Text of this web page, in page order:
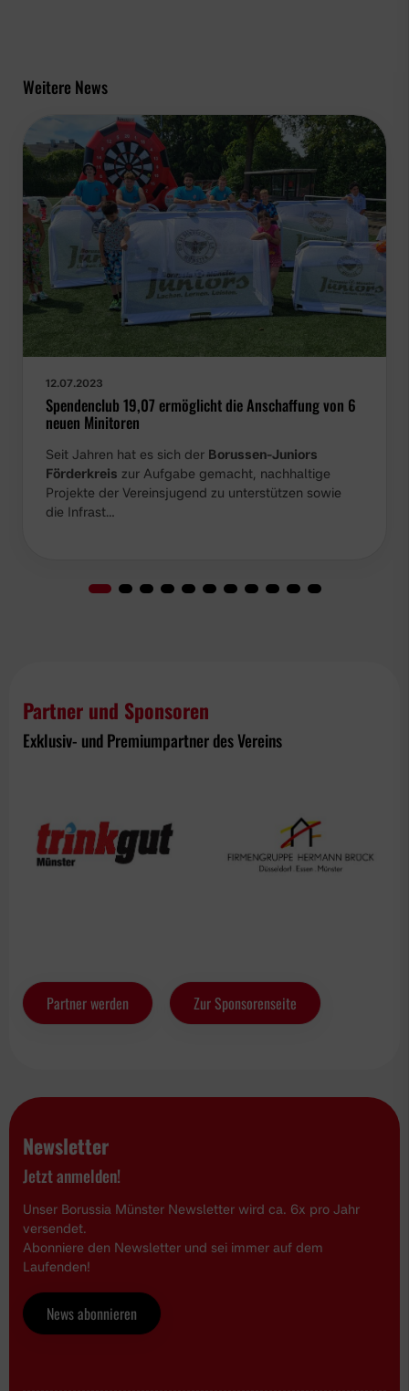
Weitere News
12.07.2023
Spendenclub 19,07 ermöglicht die Anschaffung von 6
neuen Minitoren
Seit Jahren hat es sich der Borussen-Juniors
Förderkreis zur Aufgabe gemacht, nachhaltige
Projekte der Vereinsjugend zu unterstützen sowie die
Infrast…
Partner und Sponsoren
Exklusiv- und Premiumpartner des Vereins
Partner werden Zur Sponsorenseite
Newsletter
Jetzt anmelden!
Unser Borussia Münster Newsletter wird ca. 6x pro Jahr
versendet.
Abonniere den Newsletter und sei immer auf dem
Laufenden!
News abonnieren